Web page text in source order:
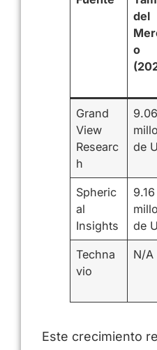
del
o
Grand
View
Researc
h
de
Spheric
al
Insights
de
Techna
vio
N/A
Este crecimiento